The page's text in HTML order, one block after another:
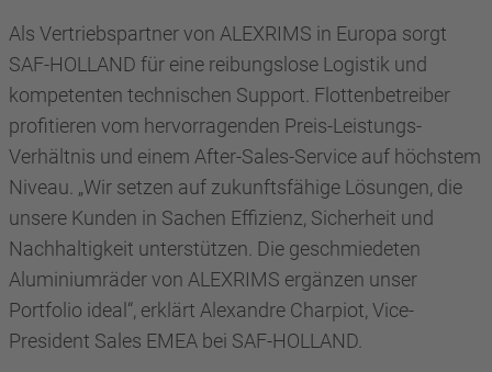
Als Vertriebspartner von ALEXRIMS in Europa sorgt
SAF-HOLLAND für eine reibungslose Logistik und
kompetenten technischen Support. Flottenbetreiber
profitieren vom hervorragenden Preis-Leistungs-
Verhältnis und einem After-Sales-Service auf höchstem
Niveau. „Wir setzen auf zukunftsfähige Lösungen, die
unsere Kunden in Sachen Effizienz, Sicherheit und
Nachhaltigkeit unterstützen. Die geschmiedeten
Aluminiumräder von ALEXRIMS ergänzen unser
Portfolio ideal“, erklärt Alexandre Charpiot, Vice-
President Sales EMEA bei SAF-HOLLAND.